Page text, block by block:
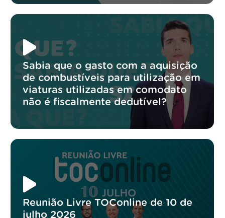
Sabia que o gasto com a aquisição
de combustíveis para utilização em
viaturas utilizadas em comodato
não é fiscalmente dedutível?
Reunião Livre TOConline de 10 de
julho 2026